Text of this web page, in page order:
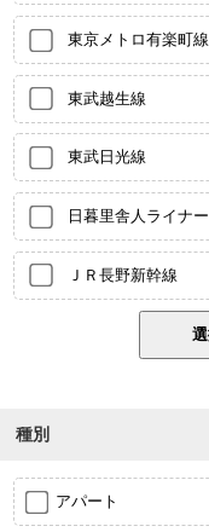
東京メトロ有楽町線
東武越生線
東武日光線
日暮里舎人ライナー
ＪＲ長野新幹線
種別
アパート